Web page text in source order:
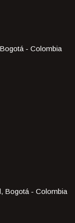
- Colombia
Bogotá - Colombia